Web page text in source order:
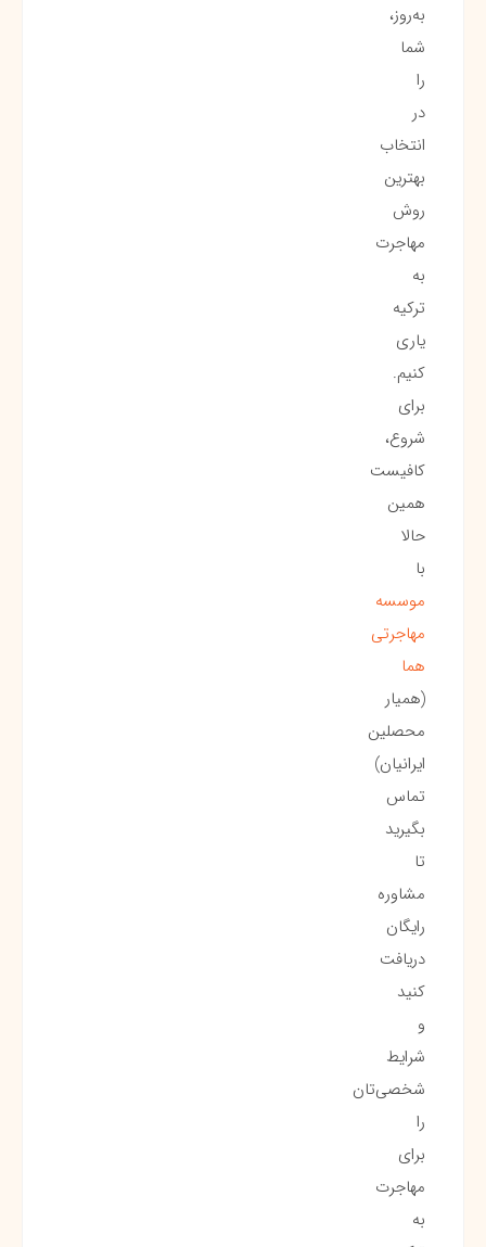
به‌روز،
شما
را
در
انتخاب
بهترین
روش
مهاجرت
به
ترکیه
یاری
کنیم.
برای
شروع،
کافیست
همین
حالا
با
موسسه
مهاجرتی
هما
(همیار
محصلین
ایرانیان)
تماس
بگیرید
تا
مشاوره
رایگان
دریافت
کنید
و
شرایط
شخصی‌تان
را
برای
مهاجرت
به